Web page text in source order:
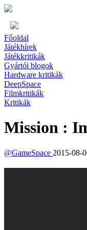
Főoldal
Játékhírek
Játékkritikák
Gyártói blogok
Hardware kritikák
DeepSpace
Filmkritikák
Kritikák
Mission :
@GameSpace 2015-08-